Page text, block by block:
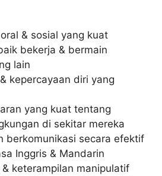
& sosial yang kuat
bekerja & bermain
lain
kepercayaan diri yang
yang kuat tentang
di sekitar mereka
berkomunikasi secara efektif
Inggris & Mandarin
keterampilan manipulatif